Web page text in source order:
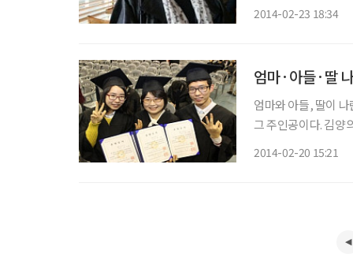
2014-02-23 18:34
엄마·아들·딸
엄마와 아들, 딸이
그 주인공이다. 김양의 곁에는 어머니 차현실(49)씨와 오빠 김태준(20)씨도 있었다. 가족 3명
2014-02-20 15:21